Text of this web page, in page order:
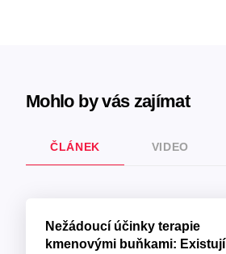
Mohlo by vás zajímat
ČLÁNEK VIDEO
Nežádoucí účinky terapie
kmenovými buňkami: Existují